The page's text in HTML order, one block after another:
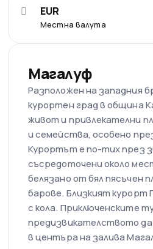
Местна валута
EUR
Магалуф
Разположен на западния
курортен град в община
живот и привлекателни
и семейства, особено
Курортът е по-тих през
съсредоточени около
белязано от бял пясъчен
барове. Близкият курорт
с кола. Приключенските
предизвикателството
в центъра на залива